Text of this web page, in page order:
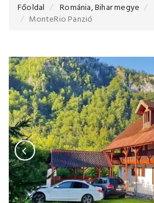
Főoldal Románia, Bihar megye
MonteRio Panzió